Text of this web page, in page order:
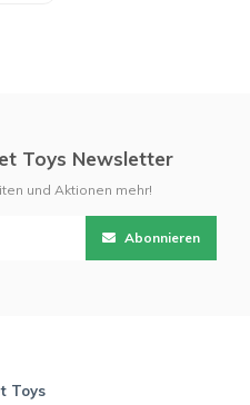
Toys Newsletter
und Aktionen mehr!
Abonnieren
Toys